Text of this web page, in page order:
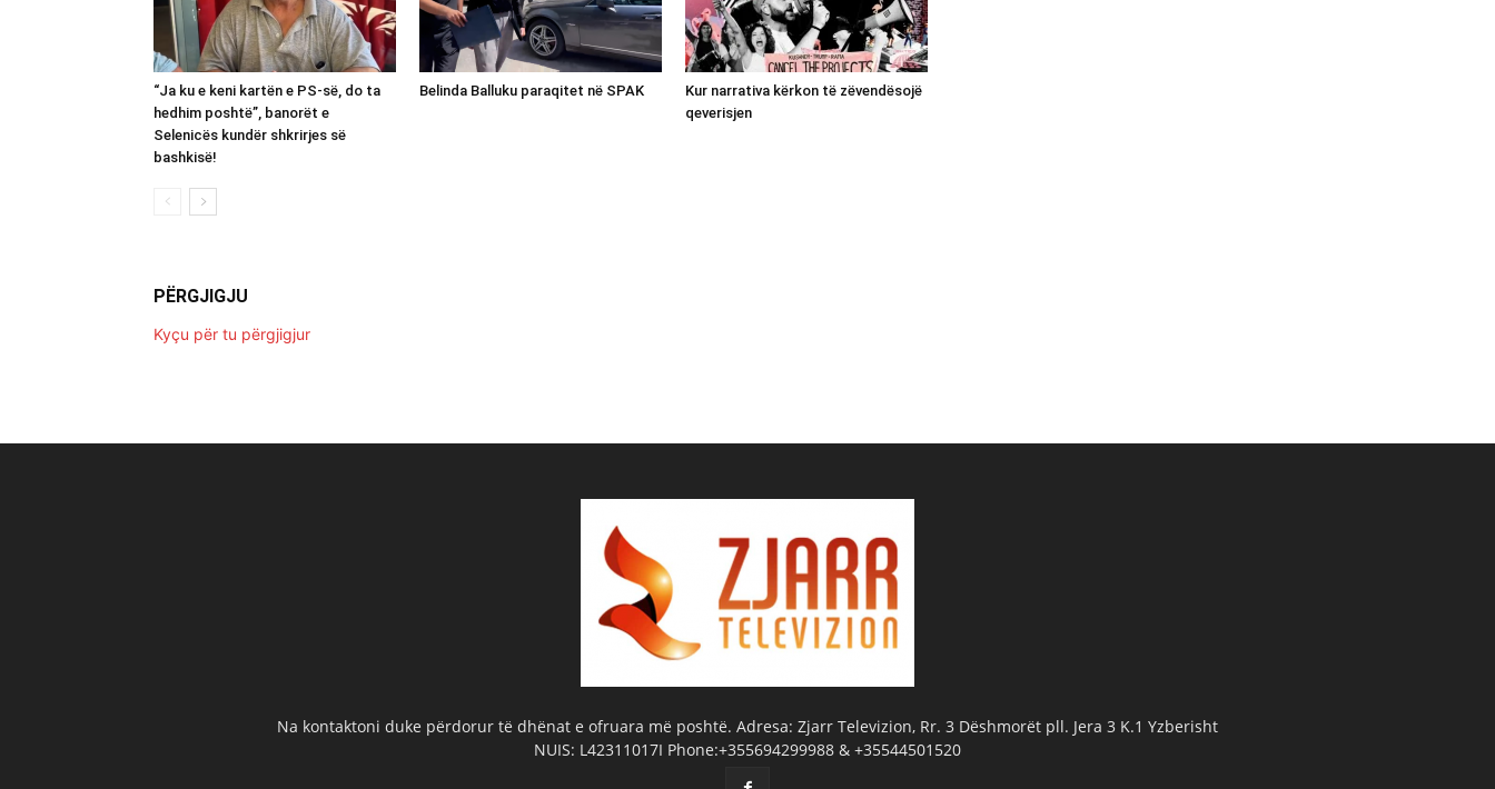
“Ja ku e keni kartën e PS-së, do ta
hedhim poshtë”, banorët e
Selenicës kundër shkrirjes së
bashkisë!
Belinda Balluku paraqitet në SPAK
Kur narrativa kërkon të zëvendësojë
qeverisjen
PËRGJIGJU
Kyçu për tu përgjigjur
Na kontaktoni duke përdorur të dhënat e ofruara më poshtë. Adresa: Zjarr Televizion, Rr. 3 Dëshmorët pll. Jera 3 K.1 Yzberisht
NUIS: L42311017I Phone:+355694299988 & +35544501520